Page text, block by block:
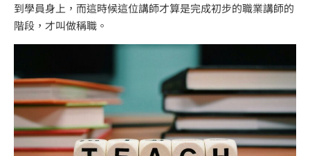
到學員身上，而這時候這位講師才算是完成初步的職業講師的
階段，才叫做稱職。